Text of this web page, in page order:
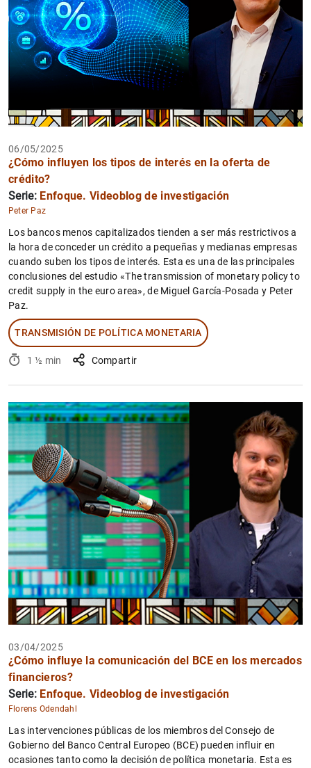
06/05/2025
¿Cómo influyen los tipos de interés en la oferta de
crédito?
Serie: Enfoque. Videoblog de investigación
Peter Paz
Los bancos menos capitalizados tienden a ser más restrictivos a
la hora de conceder un crédito a pequeñas y medianas empresas
cuando suben los tipos de interés. Esta es una de las principales
conclusiones del estudio «The transmission of monetary policy to
credit supply in the euro area», de Miguel García-Posada y Peter
Paz.
TRANSMISIÓN DE POLÍTICA MONETARIA
1 ½ min Compartir
03/04/2025
¿Cómo influye la comunicación del BCE en los mercados
financieros?
Serie: Enfoque. Videoblog de investigación
Florens Odendahl
Las intervenciones públicas de los miembros del Consejo de
Gobierno del Banco Central Europeo (BCE) pueden influir en
ocasiones tanto como la decisión de política monetaria. Esta es